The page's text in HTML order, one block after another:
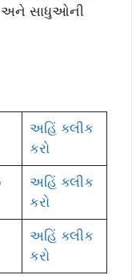
અને સાધુઓની
અહિં ક્લીક
કરો
અહિં ક્લીક
કરો
અહિં ક્લીક
કરો